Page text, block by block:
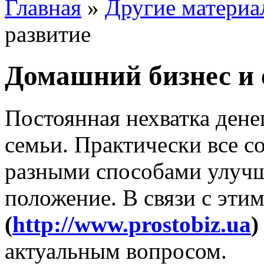
Главная » Другие
развитие
Домашний бизнес и
Постоянная нехватка
семьи. Практически все
разными способами
положение. В связи с
(http://www.prostobiz.ua)
актуальным вопросом.